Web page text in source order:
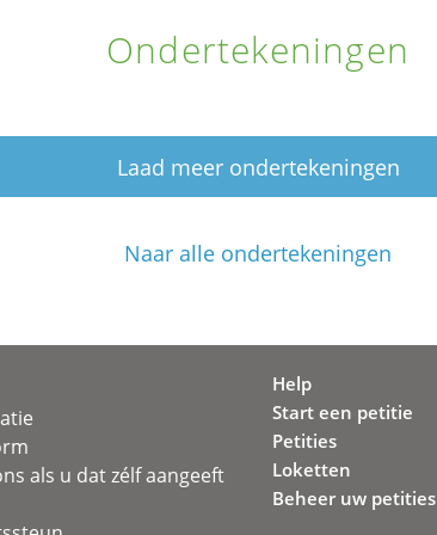
Ondertekeningen
Laad meer ondertekeningen
Naar alle ondertekeningen
als u dat zélf aangeeft
Help
Start een petitie
Petities
Loketten
Beheer uw petities